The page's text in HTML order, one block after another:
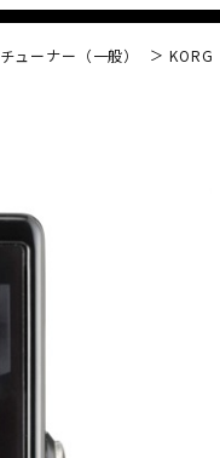
チューナー（一般） KORG